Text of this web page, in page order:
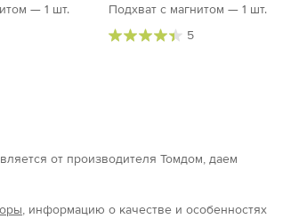
— 1 шт.
Подхват с магнитом — 1 шт.
5
от производителя Томдом, даем
, информацию о качестве и особенностях